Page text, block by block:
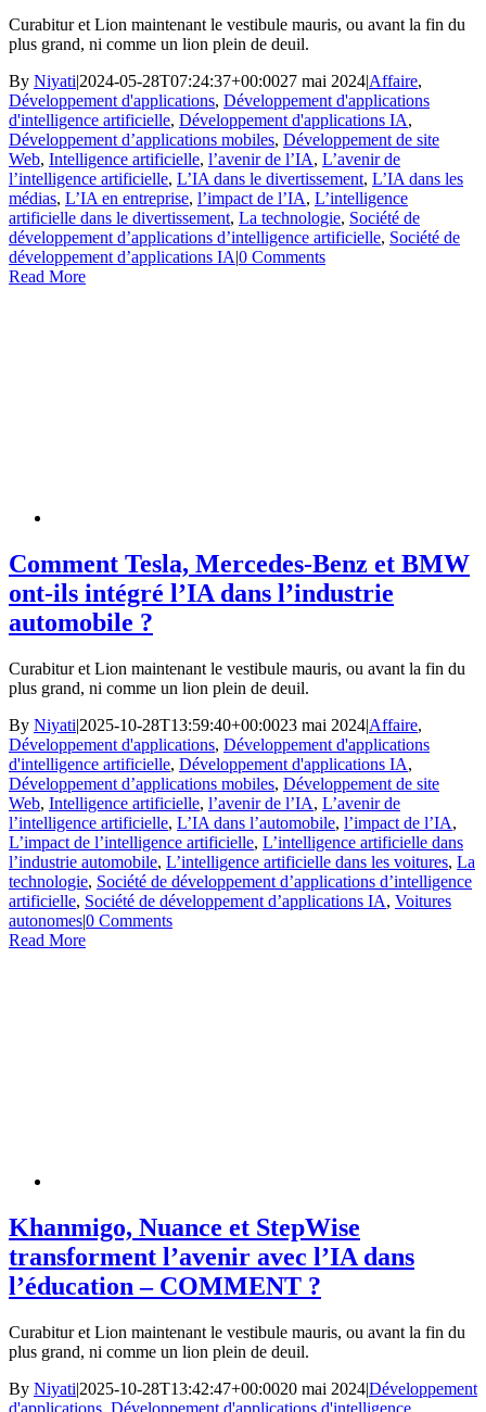
Curabitur et Lion maintenant le vestibule mauris, ou avant la fin du
plus grand, ni comme un lion plein de deuil.
By Niyati|2024-05-28T07:24:37+00:0027 mai 2024|Affaire,
Développement d'applications, Développement d'applications
d'intelligence artificielle, Développement d'applications IA,
Développement d’applications mobiles, Développement de site
Web, Intelligence artificielle, l’avenir de l’IA, L’avenir de
l’intelligence artificielle, L’IA dans le divertissement, L’IA dans les
médias, L’IA en entreprise, l’impact de l’IA, L’intelligence
artificielle dans le divertissement, La technologie, Société de
développement d’applications d’intelligence artificielle, Société de
développement d’applications IA|0 Comments
Read More
Comment Tesla, Mercedes-Benz et BMW
ont-ils intégré l’IA dans l’industrie
automobile ?
Curabitur et Lion maintenant le vestibule mauris, ou avant la fin du
plus grand, ni comme un lion plein de deuil.
By Niyati|2025-10-28T13:59:40+00:0023 mai 2024|Affaire,
Développement d'applications, Développement d'applications
d'intelligence artificielle, Développement d'applications IA,
Développement d’applications mobiles, Développement de site
Web, Intelligence artificielle, l’avenir de l’IA, L’avenir de
l’intelligence artificielle, L’IA dans l’automobile, l’impact de l’IA,
L’impact de l’intelligence artificielle, L’intelligence artificielle dans
l’industrie automobile, L’intelligence artificielle dans les voitures, La
technologie, Société de développement d’applications d’intelligence
artificielle, Société de développement d’applications IA, Voitures
autonomes|0 Comments
Read More
Khanmigo, Nuance et StepWise
transforment l’avenir avec l’IA dans
l’éducation – COMMENT ?
Curabitur et Lion maintenant le vestibule mauris, ou avant la fin du
plus grand, ni comme un lion plein de deuil.
By Niyati|2025-10-28T13:42:47+00:0020 mai 2024|Développement
d'applications, Développement d'applications d'intelligence